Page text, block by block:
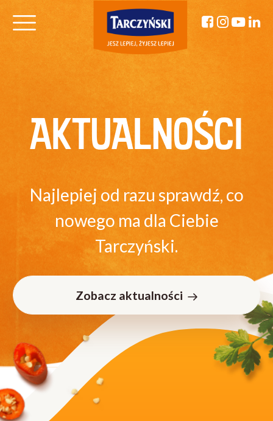
AKTUALNOŚCI
Najlepiej od razu sprawdź, co
nowego ma dla Ciebie
Tarczyński.
Zobacz aktualności